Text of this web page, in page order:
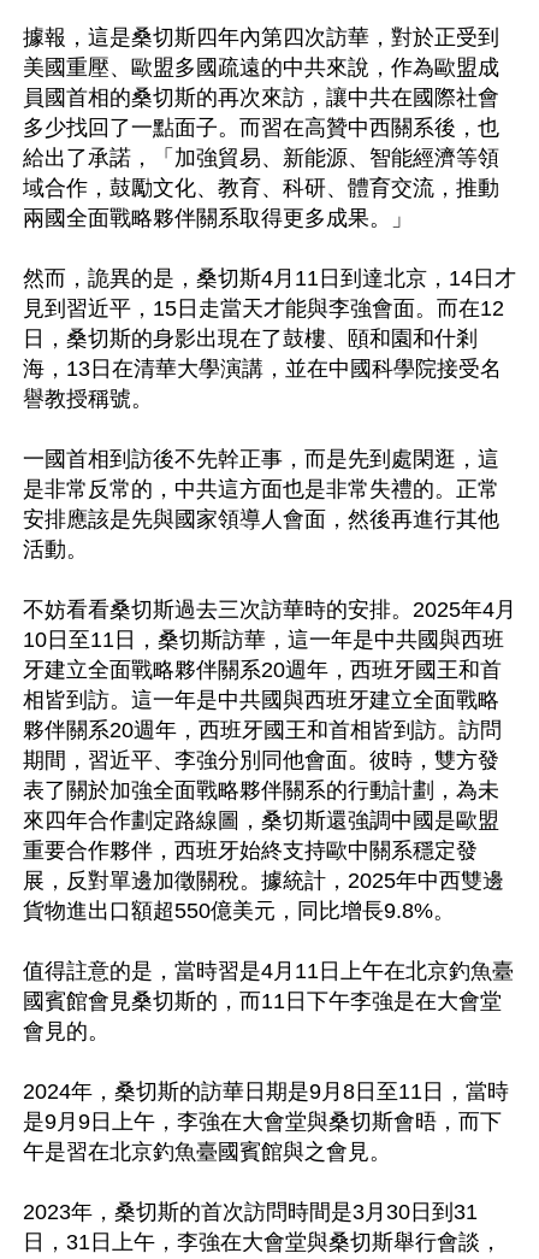
據報，這是桑切斯四年內第四次訪華，對於正受到
美國重壓、歐盟多國疏遠的中共來說，作為歐盟成
員國首相的桑切斯的再次來訪，讓中共在國際社會
多少找回了一點面子。而習在高贊中西關系後，也
給出了承諾，「加強貿易、新能源、智能經濟等領
域合作，鼓勵文化、教育、科研、體育交流，推動
兩國全面戰略夥伴關系取得更多成果。」
然而，詭異的是，桑切斯4月11日到達北京，14日才
見到習近平，15日走當天才能與李強會面。而在12
日，桑切斯的身影出現在了鼓樓、頤和園和什剎
海，13日在清華大學演講，並在中國科學院接受名
譽教授稱號。
一國首相到訪後不先幹正事，而是先到處閑逛，這
是非常反常的，中共這方面也是非常失禮的。正常
安排應該是先與國家領導人會面，然後再進行其他
活動。
不妨看看桑切斯過去三次訪華時的安排。2025年4月
10日至11日，桑切斯訪華，這一年是中共國與西班
牙建立全面戰略夥伴關系20週年，西班牙國王和首
相皆到訪。這一年是中共國與西班牙建立全面戰略
夥伴關系20週年，西班牙國王和首相皆到訪。訪問
期間，習近平、李強分別同他會面。彼時，雙方發
表了關於加強全面戰略夥伴關系的行動計劃，為未
來四年合作劃定路線圖，桑切斯還強調中國是歐盟
重要合作夥伴，西班牙始終支持歐中關系穩定發
展，反對單邊加徵關稅。據統計，2025年中西雙邊
貨物進出口額超550億美元，同比增長9.8%。
值得註意的是，當時習是4月11日上午在北京釣魚臺
國賓館會見桑切斯的，而11日下午李強是在大會堂
會見的。
2024年，桑切斯的訪華日期是9月8日至11日，當時
是9月9日上午，李強在大會堂與桑切斯會晤，而下
午是習在北京釣魚臺國賓館與之會見。
2023年，桑切斯的首次訪問時間是3月30日到31
日，31日上午，李強在大會堂與桑切斯舉行會談，